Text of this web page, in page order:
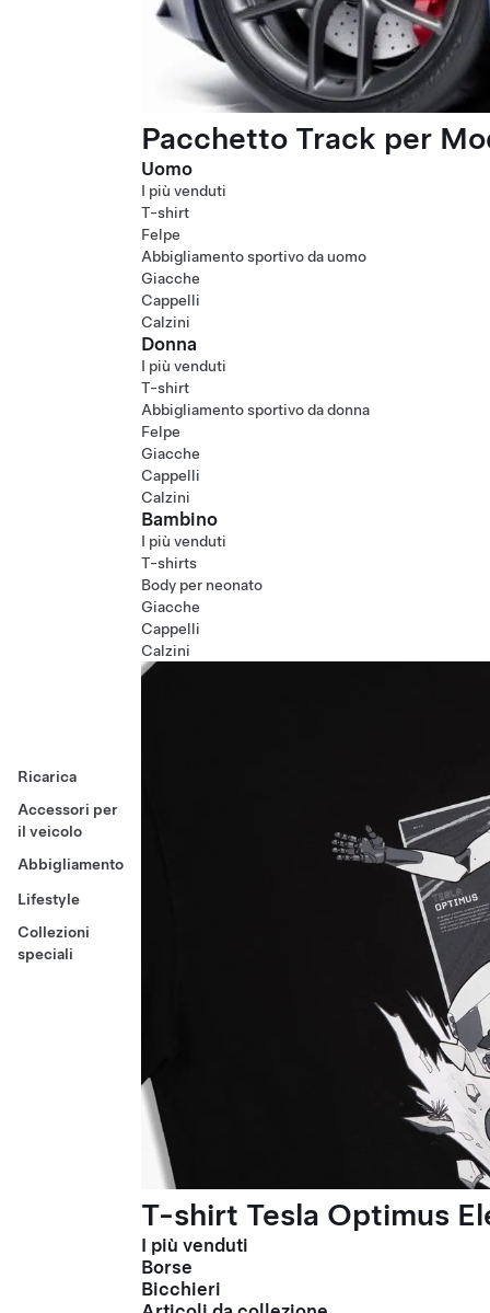
Ricarica
Accessori per
il veicolo
Abbigliamento
Lifestyle
Collezioni
speciali
Pacchetto Track per
Uomo
I più venduti
T-shirt
Felpe
Abbigliamento sportivo da uomo
Giacche
Cappelli
Calzini
Donna
I più venduti
T-shirt
Abbigliamento sportivo da donna
Felpe
Giacche
Cappelli
Calzini
Bambino
I più venduti
T-shirts
Body per neonato
Giacche
Cappelli
Calzini
T-shirt Tesla Optimus
I più venduti
Borse
Bicchieri